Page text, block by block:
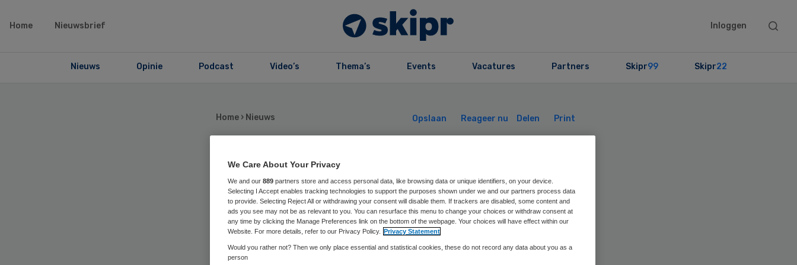
Home Nieuwsbrief Inloggen
Search
Nieuws Opinie Podcast Video’s Thema’s Events Vacatures Partners Skipr99 Skipr22
Home › Nieuws Opslaan Reageer nu Delen Print
Diafaan wil alle
thuishulp schrappen
We Care About Your Privacy
We and our 889 partners store and access personal data, like browsing data or unique identifiers, on your device.
Selecting I Accept enables tracking technologies to support the purposes shown under we and our partners process data
to provide. Selecting Reject All or withdrawing your consent will disable them. If trackers are disabled, some content and
ads you see may not be as relevant to you. You can resurface this menu to change your choices or withdraw consent at
any time by clicking the Manage Preferences link on the bottom of the webpage. Your choices will have effect within our
Website. For more details, refer to our Privacy Policy.
Privacy Statement
Would you rather not? Then we only place essential and statistical cookies, these do not record any data about you as a
person